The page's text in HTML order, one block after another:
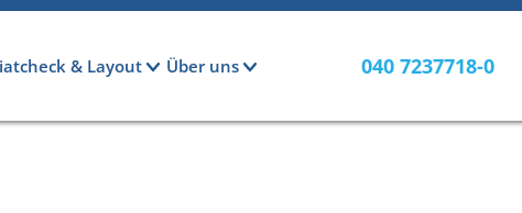
& Layout Über uns 040 7237718-0